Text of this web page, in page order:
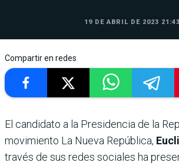
19 DE ABRIL DE 2023 21:43
Compartir en redes
El candidato a la Presidencia de la
movimiento La Nueva República,
través de sus redes sociales ha